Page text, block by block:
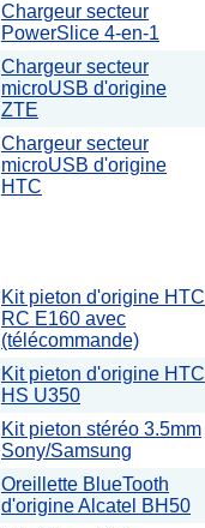
Chargeur secteur
PowerSlice 4-en-1
Chargeur secteur
microUSB d'origine
ZTE
Chargeur secteur
microUSB d'origine
HTC
Kit pieton d'origine HTC
RC E160 avec
(télécommande)
Kit pieton d'origine HTC
HS U350
Kit pieton stéréo 3.5mm
Sony/Samsung
Oreillette BlueTooth
d'origine Alcatel BH50